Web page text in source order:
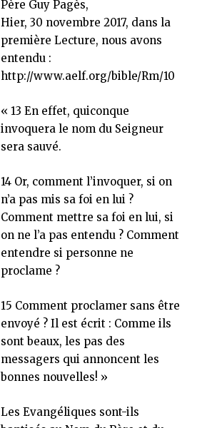
Père Guy Pagès,
Hier, 30 novembre 2017, dans la
première Lecture, nous avons
entendu :
http://www.aelf.org/bible/Rm/10
« 13 En effet, quiconque
invoquera le nom du Seigneur
sera sauvé.
14 Or, comment l’invoquer, si on
n’a pas mis sa foi en lui ?
Comment mettre sa foi en lui, si
on ne l’a pas entendu ? Comment
entendre si personne ne
proclame ?
15 Comment proclamer sans être
envoyé ? Il est écrit : Comme ils
sont beaux, les pas des
messagers qui annoncent les
bonnes nouvelles! »
Les Evangéliques sont-ils